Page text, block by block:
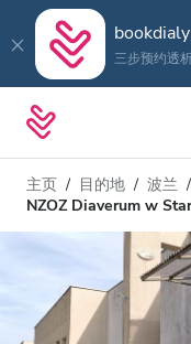
三步预约透
主页 目的地 波兰
NZOZ Diaverum w